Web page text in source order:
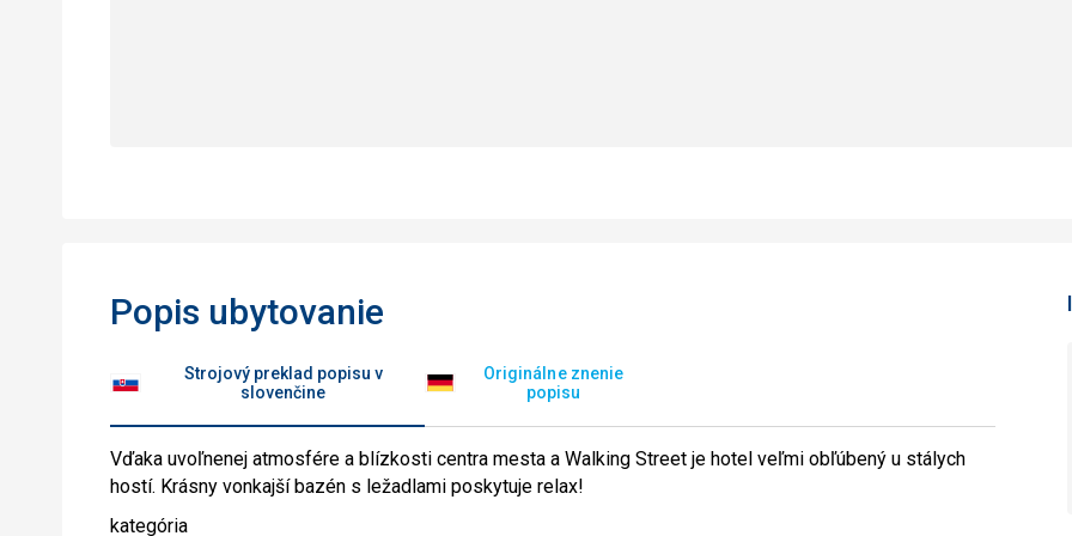
Popis ubytovanie
Strojový preklad popisu v
slovenčine
Originálne znenie
popisu
Vďaka uvoľnenej atmosfére a blízkosti centra mesta a Walking Street je hotel veľmi obľúbený u stálych
hostí. Krásny vonkajší bazén s ležadlami poskytuje relax!
kategória